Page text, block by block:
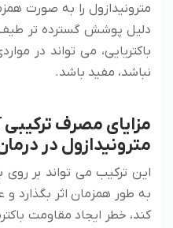
مترونیدازول را به صورت
دلیل پوشش گسترده تر طیف
باکتریایی، می تواند در
نباشد، مفید باشد.
مزایای مصرف
مترونیدازول در
این ترکیب می تواند بر
به طور همزمان اثر بگذارد
کند، خطر ایجاد مقاومت